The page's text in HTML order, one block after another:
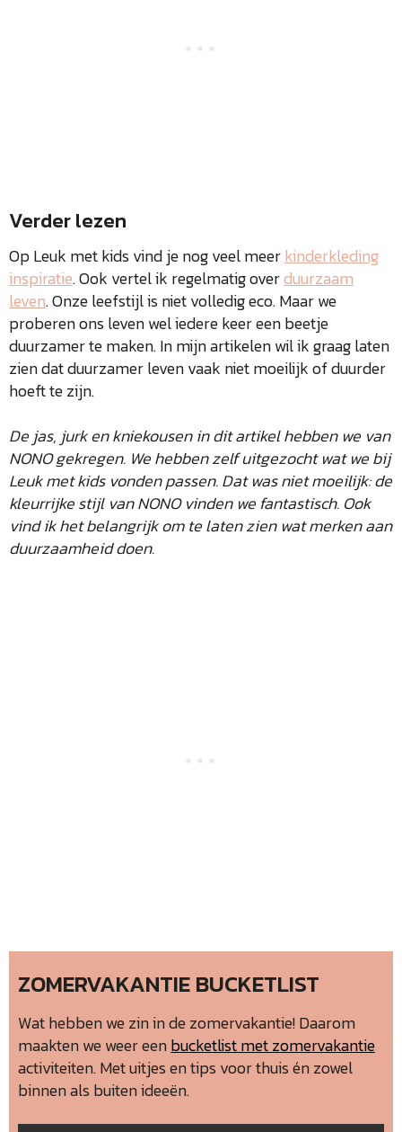
Verder lezen
Op Leuk met kids vind je nog veel meerkinderkleding
inspiratie. Ook vertel ik regelmatig overduurzaam
leven. Onze leefstijl is niet volledig eco. Maar we
proberen ons leven wel iedere keer een beetje
duurzamer te maken. In mijn artikelen wil ik graag laten
zien dat duurzamer leven vaak niet moeilijk of duurder
hoeft te zijn.
De jas, jurk en kniekousen in dit artikel hebben we van
NONO gekregen. We hebben zelf uitgezocht wat we bij
Leuk met kids vonden passen. Dat was niet moeilijk: de
kleurrijke stijl van NONO vinden we fantastisch. Ook
vind ik het belangrijk om te laten zien wat merken aan
duurzaamheid doen.
ZOMERVAKANTIE BUCKETLIST
Wat hebben we zin in de zomervakantie! Daarom
maakten we weer eenbucketlist met zomervakantie
activiteiten. Met uitjes en tips voor thuis én zowel
binnen als buiten ideeën.